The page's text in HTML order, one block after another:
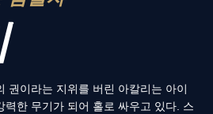
권이라는 지위를 버린 아칼리는 아이
력한 무기가 되어 홀로 싸우고 있다. 스